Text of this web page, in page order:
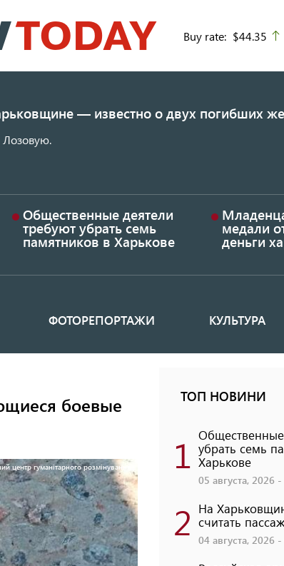
к
основному
Buy rate: $44.35
— известно о двух погибших
Лозовую.
Общественные деятели
требуют убрать семь
памятников в Харькове
медали
деньги
ФОТОРЕПОРТАЖИ КУЛЬТУРА
боевые
центр гуманітарного розмінування
ТОП НОВИНИ
1 убрать семь
Харькове
05 августа, 2026
2 На
считать
04 августа, 2026